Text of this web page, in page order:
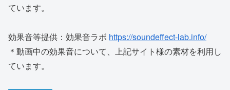
ています。
効果音等提供：効果音ラボ https://soundeffect-lab.info/
＊動画中の効果音について、上記サイト様の素材を利用し
ています。